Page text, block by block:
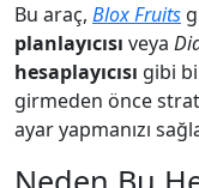
Bu araç, Blox Fruits
planlayıcısı veya
hesaplayıcısı gibi
girmeden önce
ayar yapmanızı